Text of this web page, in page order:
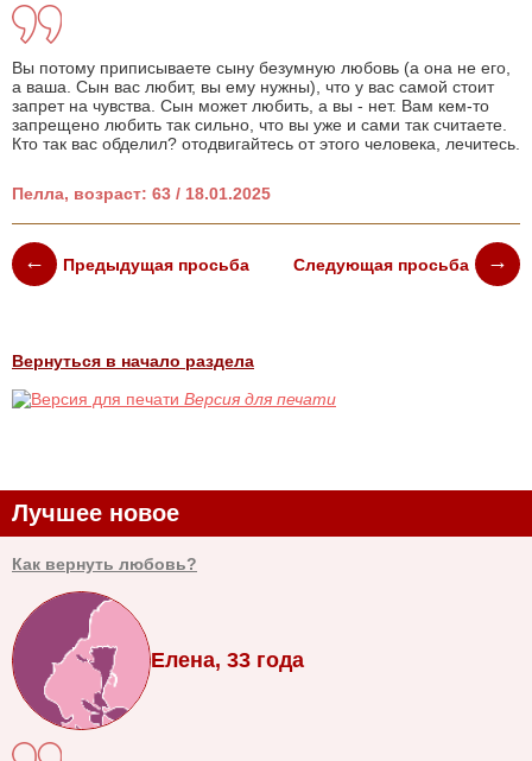
Вы потому приписываете сыну безумную любовь (а она не его,
а ваша. Сын вас любит, вы ему нужны), что у вас самой стоит
запрет на чувства. Сын может любить, а вы - нет. Вам кем-то
запрещено любить так сильно, что вы уже и сами так считаете.
Кто так вас обделил? отодвигайтесь от этого человека, лечитесь.
Пелла, возраст: 63 / 18.01.2025
Предыдущая просьба Следующая просьба
Вернуться в начало раздела
Версия для печати
Лучшее новое
Как вернуть любовь?
Елена, 33 года